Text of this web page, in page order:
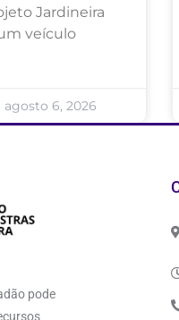
Jardineira
veículo
agosto 6, 2026
pode